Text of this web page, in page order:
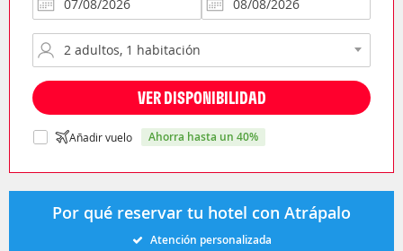
VER DISPONIBILIDAD
Añadir vuelo ahorra hasta un 40%
Por qué reservar tu hotel con Atrápalo
Atención personalizada